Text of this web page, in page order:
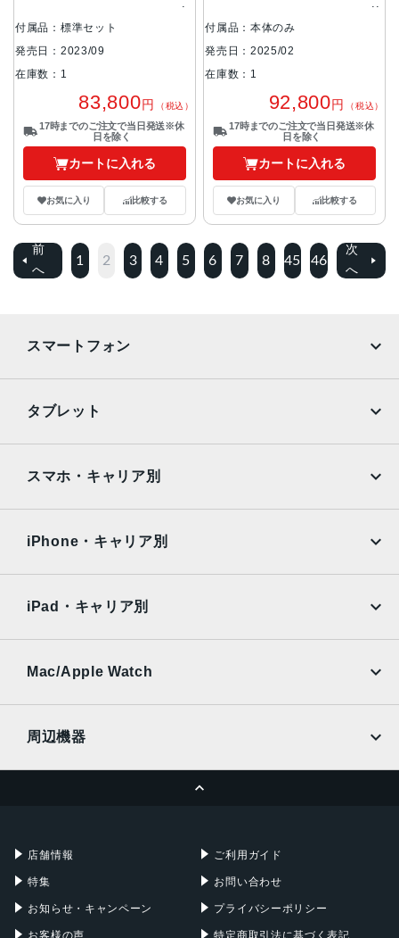
付属品：標準セット
発売日：2023/09
在庫数：1
83,800円 （税込）
17時までのご注文で当日発送※休
日を除く
カートに入れる
お気に入り 比較する
付属品：本体のみ
発売日：2025/02
在庫数：1
92,800円 （税込）
17時までのご注文で当日発送※休
日を除く
カートに入れる
お気に入り 比較する
前
へ
1 2 3 4 5 6 7 8 45 46
次
へ
スマートフォン
AQUOS
OPPO Android
タブレット
Surface
Xiaomi Tablet
スマホ・キャリア別
Ymobile
UQmobile
iPhone・キャリア別
Ymobile
UQmobile
iPad・キャリア別
Mac/Apple Watch
周辺機器
店舗情報
特集
お知らせ・キャンペーン
お客様の声
ご利用ガイド
お問い合わせ
プライバシーポリシー
特定商取引法に基づく表記